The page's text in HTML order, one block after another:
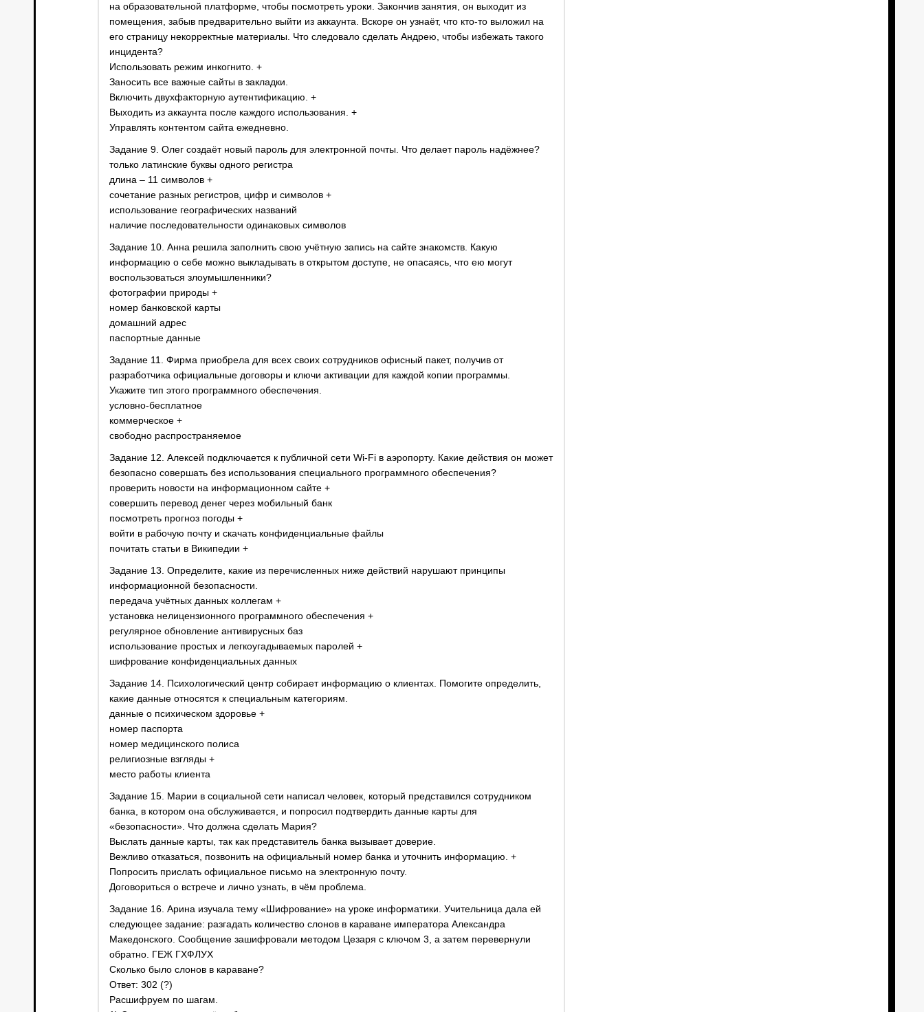
на образовательной платформе, чтобы посмотреть уроки. Закончив занятия, он выходит из
помещения, забыв предварительно выйти из аккаунта. Вскоре он узнаёт, что кто-то выложил на
его страницу некорректные материалы. Что следовало сделать Андрею, чтобы избежать такого
инцидента?
Использовать режим инкогнито. +
Заносить все важные сайты в закладки.
Включить двухфакторную аутентификацию. +
Выходить из аккаунта после каждого использования. +
Управлять контентом сайта ежедневно.
Задание 9. Олег создаёт новый пароль для электронной почты. Что делает пароль надёжнее?
только латинские буквы одного регистра
длина – 11 символов +
сочетание разных регистров, цифр и символов +
использование географических названий
наличие последовательности одинаковых символов
Задание 10. Анна решила заполнить свою учётную запись на сайте знакомств. Какую
информацию о себе можно выкладывать в открытом доступе, не опасаясь, что ею могут
воспользоваться злоумышленники?
фотографии природы +
номер банковской карты
домашний адрес
паспортные данные
Задание 11. Фирма приобрела для всех своих сотрудников офисный пакет, получив от
разработчика официальные договоры и ключи активации для каждой копии программы.
Укажите тип этого программного обеспечения.
условно-бесплатное
коммерческое +
свободно распространяемое
Задание 12. Алексей подключается к публичной сети Wi-Fi в аэропорту. Какие действия он может
безопасно совершать без использования специального программного обеспечения?
проверить новости на информационном сайте +
совершить перевод денег через мобильный банк
посмотреть прогноз погоды +
войти в рабочую почту и скачать конфиденциальные файлы
почитать статьи в Википедии +
Задание 13. Определите, какие из перечисленных ниже действий нарушают принципы
информационной безопасности.
передача учётных данных коллегам +
установка нелицензионного программного обеспечения +
регулярное обновление антивирусных баз
использование простых и легкоугадываемых паролей +
шифрование конфиденциальных данных
Задание 14. Психологический центр собирает информацию о клиентах. Помогите определить,
какие данные относятся к специальным категориям.
данные о психическом здоровье +
номер паспорта
номер медицинского полиса
религиозные взгляды +
место работы клиента
Задание 15. Марии в социальной сети написал человек, который представился сотрудником
банка, в котором она обслуживается, и попросил подтвердить данные карты для
«безопасности». Что должна сделать Мария?
Выслать данные карты, так как представитель банка вызывает доверие.
Вежливо отказаться, позвонить на официальный номер банка и уточнить информацию. +
Попросить прислать официальное письмо на электронную почту.
Договориться о встрече и лично узнать, в чём проблема.
Задание 16. Арина изучала тему «Шифрование» на уроке информатики. Учительница дала ей
следующее задание: разгадать количество слонов в караване императора Александра
Македонского. Сообщение зашифровали методом Цезаря с ключом 3, а затем перевернули
обратно. ГЕЖ ГХФЛУХ
Сколько было слонов в караване?
Ответ: 302 (?)
Расшифруем по шагам.